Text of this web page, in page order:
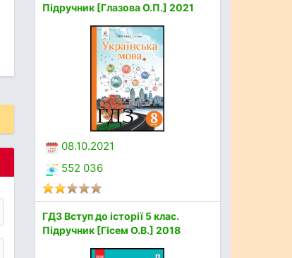
Підручник [Глазова О.П.] 2021
08.10.2021
552 036
ГДЗ Вступ до історії 5 клас.
Підручник [Гісем О.В.] 2018